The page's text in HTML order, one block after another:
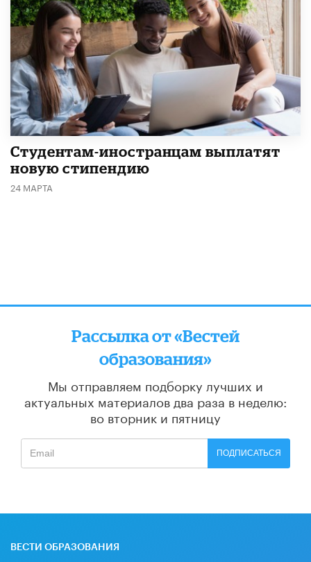
Студентам-иностранцам выплатят
новую стипендию
24 МАРТА
Рассылка от «Вестей
образования»
Мы отправляем подборку лучших и
актуальных материалов два раза в неделю:
во вторник и пятницу
ПОДПИСАТЬСЯ
ВЕСТИ ОБРАЗОВАНИЯ